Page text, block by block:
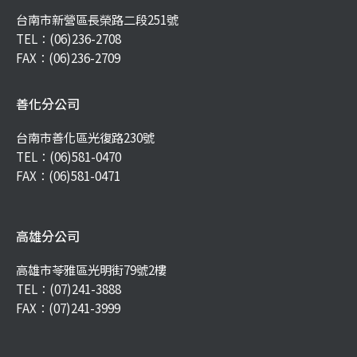
台南市新營區長榮路二段251號
TEL： (06)236-2708
FAX：(06)236-2709
善化分公司
台南市善化區光復路230號
TEL： (06)581-0470
FAX：(06)581-0471
高雄分公司
高雄市苓雅區光明街79號2樓
TEL： (07)241-3888
FAX：(07)241-3999